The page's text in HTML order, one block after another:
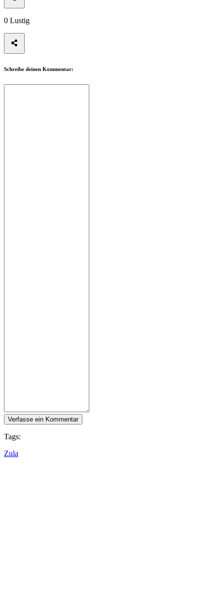
0 Lustig
Schreibe deinen Kommentar:
Verfasse ein Kommentar
Tags:
Zula